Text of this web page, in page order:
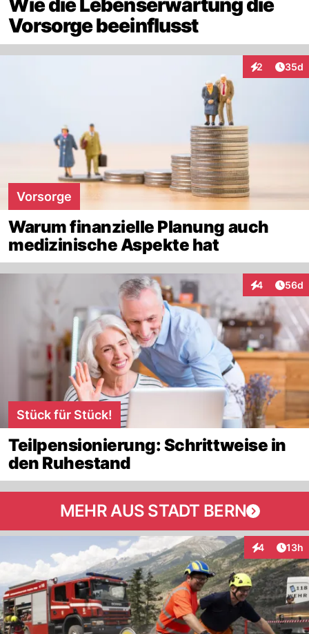
Wie die Lebenserwartung die
Vorsorge beeinflusst
2
Interaktionen
35d
Vorsorge
Warum finanzielle Planung auch
medizinische Aspekte hat
4
Interaktionen
56d
Stück für Stück!
Teilpensionierung: Schrittweise in
den Ruhestand
MEHR AUS STADT BERN
4
Interaktionen
13h